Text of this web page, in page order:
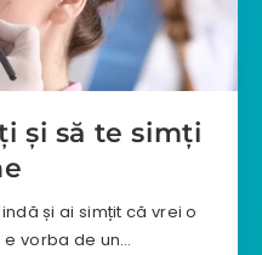
și să te simți
și ai simțit că vrei o
vorba de un…